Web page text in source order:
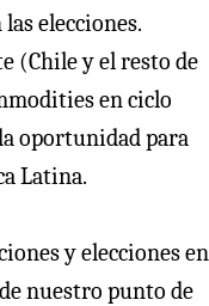
elecciones.
(Chile y el resto de
en ciclo
oportunidad para
Latina.
y elecciones en
nuestro punto de